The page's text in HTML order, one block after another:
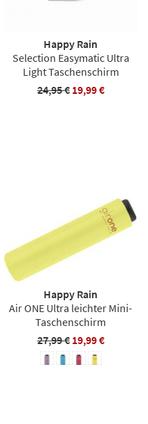
Happy Rain
Selection Easymatic Ultra
Light Taschenschirm
24,95 € 19,99 €
Happy Rain
Air ONE Ultra leichter Mini-
Taschenschirm
27,99 € 19,99 €